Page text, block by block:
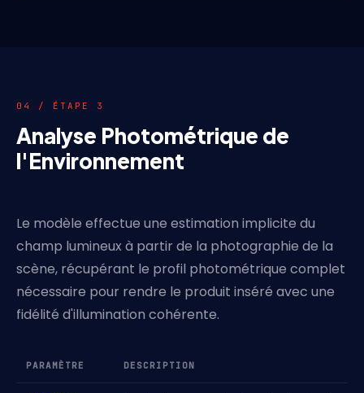
04 / ÉTAPE 3
Analyse Photométrique de
l'Environnement
Le modèle effectue une estimation implicite du
champ lumineux à partir de la photographie de la
scène, récupérant le profil photométrique complet
nécessaire pour rendre le produit inséré avec une
fidélité d'illumination cohérente.
PARAMÈTRE DESCRIPTION